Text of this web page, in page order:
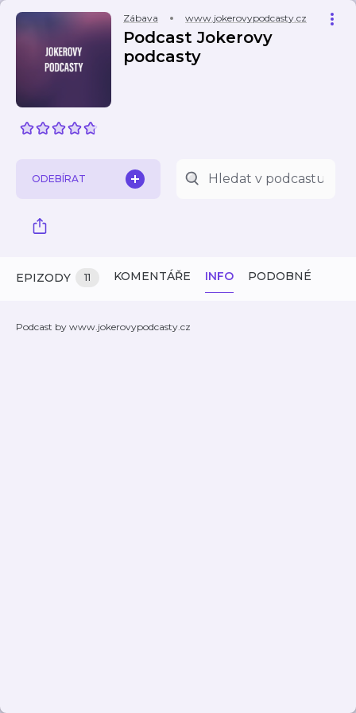
Zábava www.jokerovypodcasty.cz
Podcast Jokerovy
podcasty
ODEBÍRAT
EPIZODY 11 KOMENTÁŘE INFO PODOBNÉ
Podcast by www.jokerovypodcasty.cz